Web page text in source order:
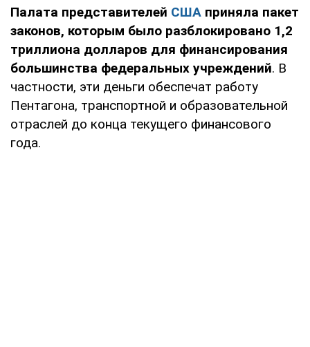
Палата представителей США приняла пакет
законов, которым было разблокировано 1,2
триллиона долларов для финансирования
большинства федеральных учреждений. В
частности, эти деньги обеспечат работу
Пентагона, транспортной и образовательной
отраслей до конца текущего финансового
года.